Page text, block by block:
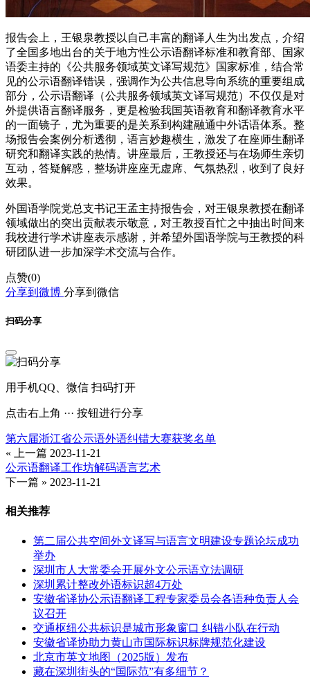
报告会上，王银泉教授以自己丰富的翻译人生为出发点，介绍
了全国多地出台的关于地方性公示语翻译标准和教育部、国家
语委主持的《公共服务领域英文译写规范》国家标准，结合常
见的公示语翻译错误，强调作为公共信息导向系统的重要组成
部分，公示语翻译（公共服务领域英文译写规范）不仅仅是对
外提供语言翻译服务，更是检验我国英语教育和翻译教育水平
的一面镜子，尤为重要的是关系到构建融通中外话语体系。整
场报告会案例分析透彻，语言妙趣横生，激发了在座师生翻译
研究和翻译实践的热情。讲座最后，王教授还与在场师生亲切
互动，答疑解惑，整场讲座座无虚席、气氛热烈，收到了良好
效果。
外国语学院党总支书记王孟主持报告会，对王银泉教授在翻译
领域做出的突出贡献表示敬意，对王教授百忙之中抽出时间来
我校进行学术讲座表示感谢，并希望外国语学院与王教授的科
研团队进一步加深学术交流与合作。
点赞(0)
分享到微博 分享到微信
扫码分享
用手机QQ、微信 扫码打开
点击右上角 ··· 按钮进行分享
第六届浙江省公示语外语纠错大赛获奖名单
« 上一篇 2023-11-21
公示语翻译工作坊解码语言艺术
下一篇 » 2023-11-21
相关推荐
第二届公共空间外文译写与语言文明建设专题论坛成功
举办
深圳市人大常委会开展外文公示语立法调研
深圳累计整改外语标识超4万处
安徽省译协公示语翻译工程专家委员会各语种负责人会
议召开
交通枢纽公共标识是城市形象窗口 纠错小队在行动
安徽省译协助力黄山市国际标识标牌规范化建设
北京市英文地图（2025版）发布
藏在深圳街头的“国际范”有多细节？